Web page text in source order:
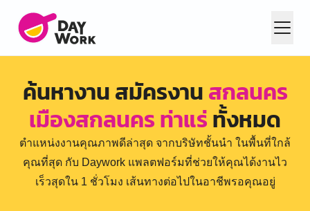
ค้นหางาน สมัครงานสกลนคร
เมืองสกลนคร ท่าแร่ทั้งหมด
ตำแหน่งงานคุณภาพดีล่าสุด จากบริษัทชั้นนำ ในพื้นที่ใกล้
คุณที่สุด กับ Daywork แพลตฟอร์มที่ช่วยให้คุณได้งานไว
เร็วสุดใน 1 ชั่วโมง เส้นทางต่อไปในอาชีพรอคุณอยู่